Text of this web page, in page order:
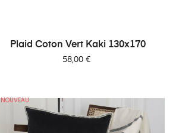
Plaid Coton Vert Kaki 130x170
Prix
58,00 €
NOUVEAU